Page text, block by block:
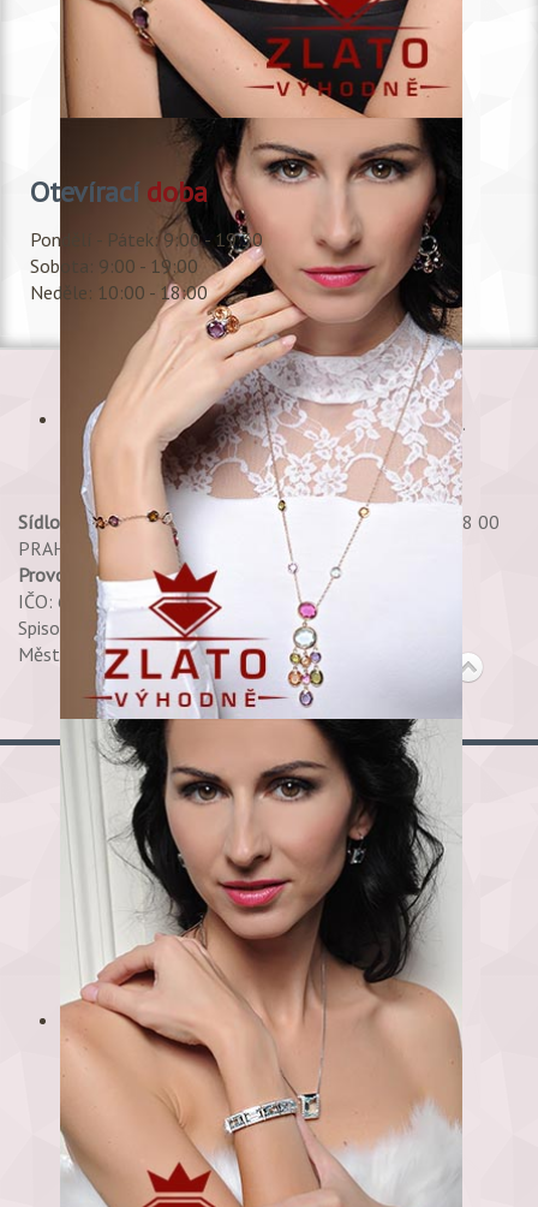
Otevíracídoba
Pondělí - Pátek: 9:00 - 19:30
Sobota: 9:00 - 19:00
Neděle: 10:00 - 18:00
Copyright © 2017 Shala, s.r.o., All rights reserved.
Sídlo:
Petržílkova 2706/30 PRAHA 13 - STODŮLKY 158 00
PRAHA 58
Provozovna:Shala, s.r.o. Spálená 35 - Praha 1
IČO: 60469765 DIČ: CZ60469765
Spisová značka 25748 C,
Městský soud v Praze